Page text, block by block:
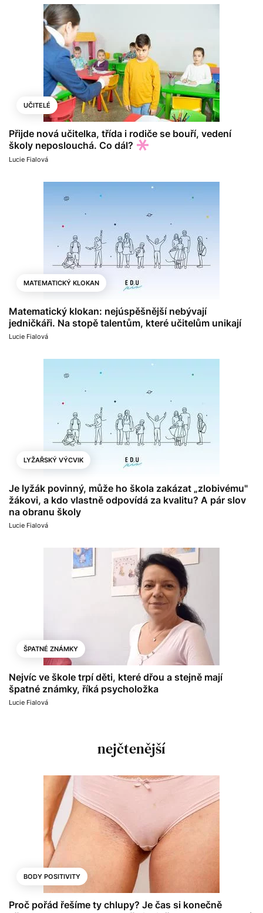
UČITELÉ
Přijde nová učitelka, třída i rodiče se bouří, vedení
školy neposlouchá. Co dál?
Lucie Fialová
MATEMATICKÝ KLOKAN
Matematický klokan: nejúspěšnější nebývají
jedničkáři. Na stopě talentům, které učitelům unikají
Lucie Fialová
LYŽAŘSKÝ VÝCVIK
Je lyžák povinný, může ho škola zakázat „zlobivému"
žákovi, a kdo vlastně odpovídá za kvalitu? A pár slov
na obranu školy
Lucie Fialová
ŠPATNÉ ZNÁMKY
Nejvíc ve škole trpí děti, které dřou a stejně mají
špatné známky, říká psycholožka
Lucie Fialová
nejčtenější
BODY POSITIVITY
Proč pořád řešíme ty chlupy? Je čas si konečně